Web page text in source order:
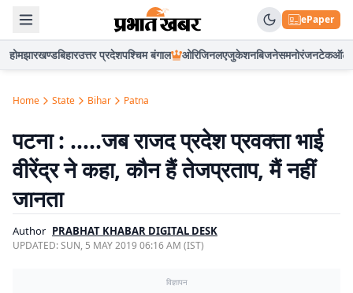
ePaper
होमझारखण्डबिहारउत्तर प्रदेशपश्चिम बंगाल ओरिजिनलएजुकेशनबिजनेसमनोरंजनटेकऑटो
Home State Bihar Patna
पटना : …..जब राजद प्रदेश प्रवक्ता भाई
वीरेंद्र ने कहा, कौन हैं तेजप्रताप, मैं नहीं
जानता
Author PRABHAT KHABAR DIGITAL DESK
UPDATED:SUN, 5 MAY 2019 06:16 AM (IST)
विज्ञापन